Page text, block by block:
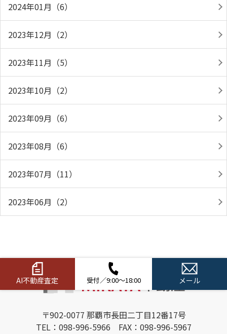
2024年01月（6）
2023年12月（2）
2023年11月（5）
2023年10月（2）
2023年09月（6）
2023年08月（6）
2023年07月（11）
2023年06月（2）
AI不動産査定 受付／9:00～18:00 メール
〒902-0077 那覇市長田二丁目12番17号
TEL：098-996-5966 FAX：098-996-5967